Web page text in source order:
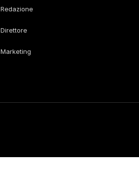
Redazione
Direttore
Marketing